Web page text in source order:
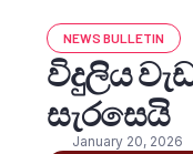
NEWS BULLETIN
විදුලිය
සැරසෙයි
January 20, 2026